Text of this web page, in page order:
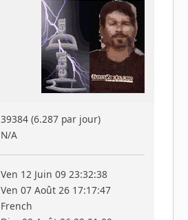
39384 (6.287 par jour)
N/A
Ven 12 Juin 09 23:32:38
Ven 07 Août 26 17:17:47
French